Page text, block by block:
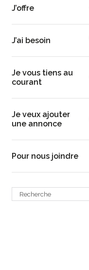
J’offre
J’ai besoin
Je vous tiens au
courant
Je veux ajouter
une annonce
Pour nous joindre